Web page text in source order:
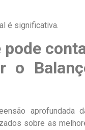
é significativa.
o
aprofundada
sobre as